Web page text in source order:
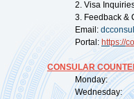
2. Visa
3. Feedback &
Email:
Portal: https://
CONSULAR
Monday:
Wednesday: